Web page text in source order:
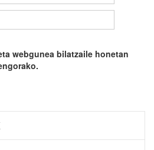
webgunea bilatzaile honetan